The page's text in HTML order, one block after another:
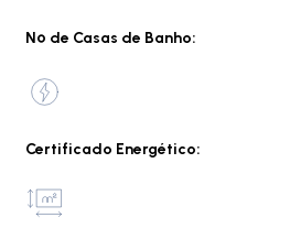
Nº de Casas de Banho:
Certificado Energético: